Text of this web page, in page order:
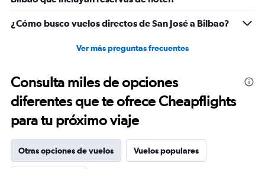
¿Cómo busco vuelos directos de San José a Bilbao?
Ver más preguntas frecuentes
Consulta miles de opciones
diferentes que te ofrece Cheapflights
para tu próximo viaje
Otras opciones de vuelos Vuelos populares